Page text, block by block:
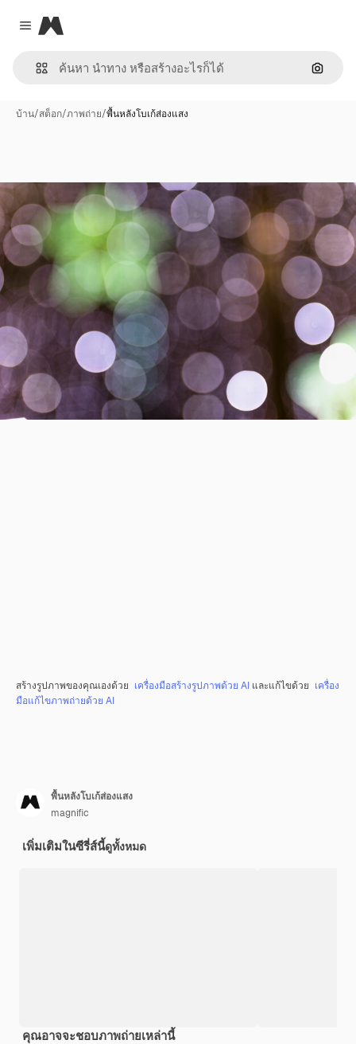
Close menu
Magnific
ค้นหา
บ้าน/สต็อก/ภาพถ่าย/พื้นหลังโบเก้ส่องแสง
สร้างรูปภาพของคุณเองด้วย เครื่องมือสร้างรูปภาพด้วย AI และแก้ไขด้วย เครื่อง
มือแก้ไขภาพถ่ายด้วย AI
พื้นหลังโบเก้ส่องแสง
magnific
เพิ่มเติมในซีรี่ส์นี้ดูทั้งหมด
คุณอาจจะชอบภาพถ่ายเหล่านี้